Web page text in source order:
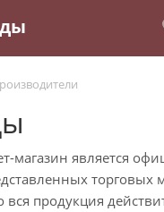
магазин является
торговых
вся продукция